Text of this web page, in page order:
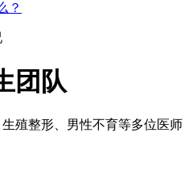
？
团队
殖整形、男性不育等多位医师